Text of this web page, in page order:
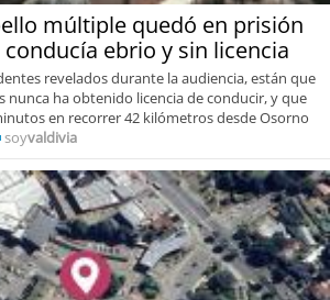
múltiple quedó en prisión
ebrio y sin licencia
revelados durante la audiencia, están que
nunca ha obtenido licencia de conducir, y que
en recorrer 42 kilómetros desde Osorno
soyvaldivia